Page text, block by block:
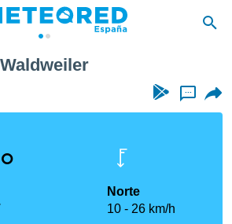
...
Norte
10
26 km/h